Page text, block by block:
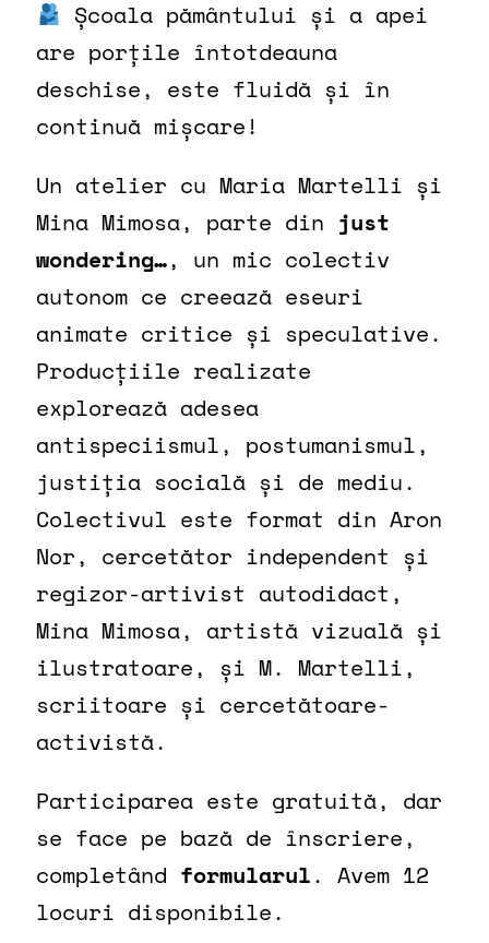
Școala pământului și a apei
are porțile întotdeauna
deschise, este fluidă și în
continuă mișcare!
Un atelier cu Maria Martelli și
Mina Mimosa, parte din just
wondering…, un mic colectiv
autonom ce creează eseuri
animate critice și speculative.
Producțiile realizate
explorează adesea
antispeciismul, postumanismul,
justiția socială și de mediu.
Colectivul este format din Aron
Nor, cercetător independent și
regizor-artivist autodidact,
Mina Mimosa, artistă vizuală și
ilustratoare, și M. Martelli,
scriitoare și cercetătoare-
activistă.
Participarea este gratuită, dar
se face pe bază de înscriere,
completând formularul. Avem 12
locuri disponibile.